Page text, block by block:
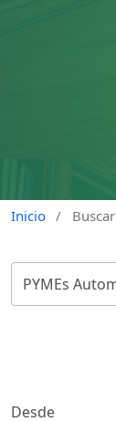
Inicio / Buscar
Desde